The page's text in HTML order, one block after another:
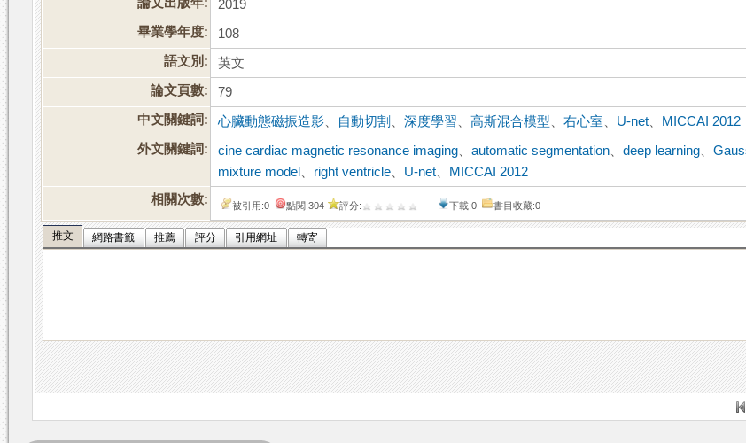
2019
畢業學年度:
108
語文別:
英文
論文頁數:
79
中文關鍵詞:
心臟動態磁振造影 自動切割 、深度學習 、高斯混合模型 、右心室 U-net
MICCAI 2012
外文關鍵詞:
cine cardiac magnetic resonance imaging 、automatic segmentation 、deep learning 、
mixture model
right ventricle U-net
MICCAI 2012
相關次數:
被引用:0 點閱:304 評分: 下載:0 書目收藏:0
推文 網路書籤 推薦 評分 引用網址 轉寄